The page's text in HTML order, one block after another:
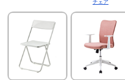
チェア